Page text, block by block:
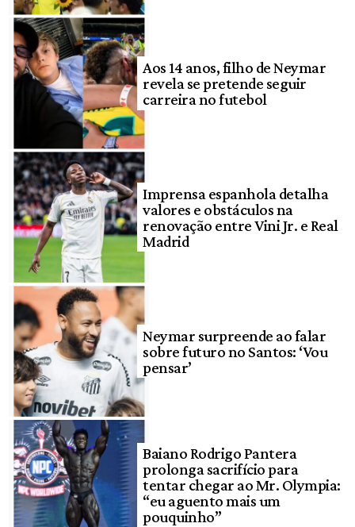
Aos 14 anos, filho de Neymar
revela se pretende seguir
carreira no futebol
Imprensa espanhola detalha
valores e obstáculos na
renovação entre Vini Jr. e Real
Madrid
Neymar surpreende ao falar
sobre futuro no Santos: ‘Vou
pensar’
Baiano Rodrigo Pantera
prolonga sacrifício para
tentar chegar ao Mr. Olympia:
“eu aguento mais um
pouquinho”